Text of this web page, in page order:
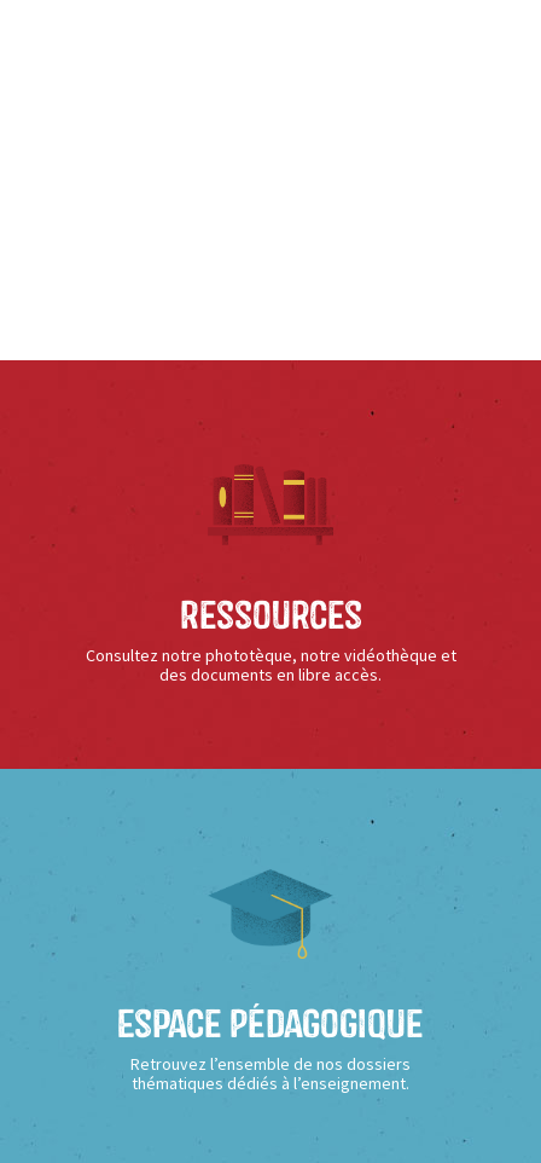
Ressources
Consultez notre phototèque, notre vidéothèque et
des documents en libre accès.
Espace Pédagogique
Retrouvez l’ensemble de nos dossiers
thématiques dédiés à l’enseignement.